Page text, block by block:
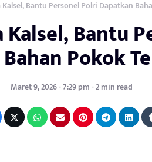
Bantu Personel Polri Dapatkan
Kalsel, Bantu
Pokok
Maret 9, 2026 - 7:29 pm - 2 min read